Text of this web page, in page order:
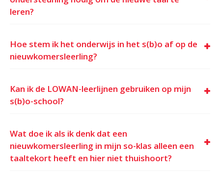
leren?
Hoe stem ik het onderwijs in het s(b)o af op de
nieuwkomersleerling?
Kan ik de LOWAN-leerlijnen gebruiken op mijn
s(b)o-school?
Wat doe ik als ik denk dat een
nieuwkomersleerling in mijn so-klas alleen een
taaltekort heeft en hier niet thuishoort?